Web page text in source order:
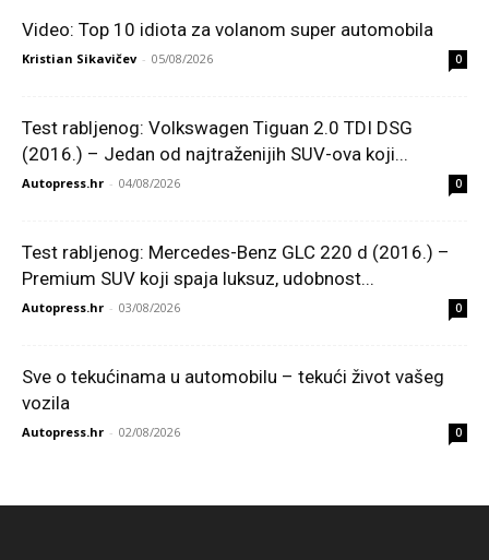
Video: Top 10 idiota za volanom super automobila
Kristian Sikavičev - 05/08/2026 0
Test rabljenog: Volkswagen Tiguan 2.0 TDI DSG
(2016.) – Jedan od najtraženijih SUV-ova koji...
Autopress.hr - 04/08/2026 0
Test rabljenog: Mercedes-Benz GLC 220 d (2016.) –
Premium SUV koji spaja luksuz, udobnost...
Autopress.hr - 03/08/2026 0
Sve o tekućinama u automobilu – tekući život vašeg
vozila
Autopress.hr - 02/08/2026 0